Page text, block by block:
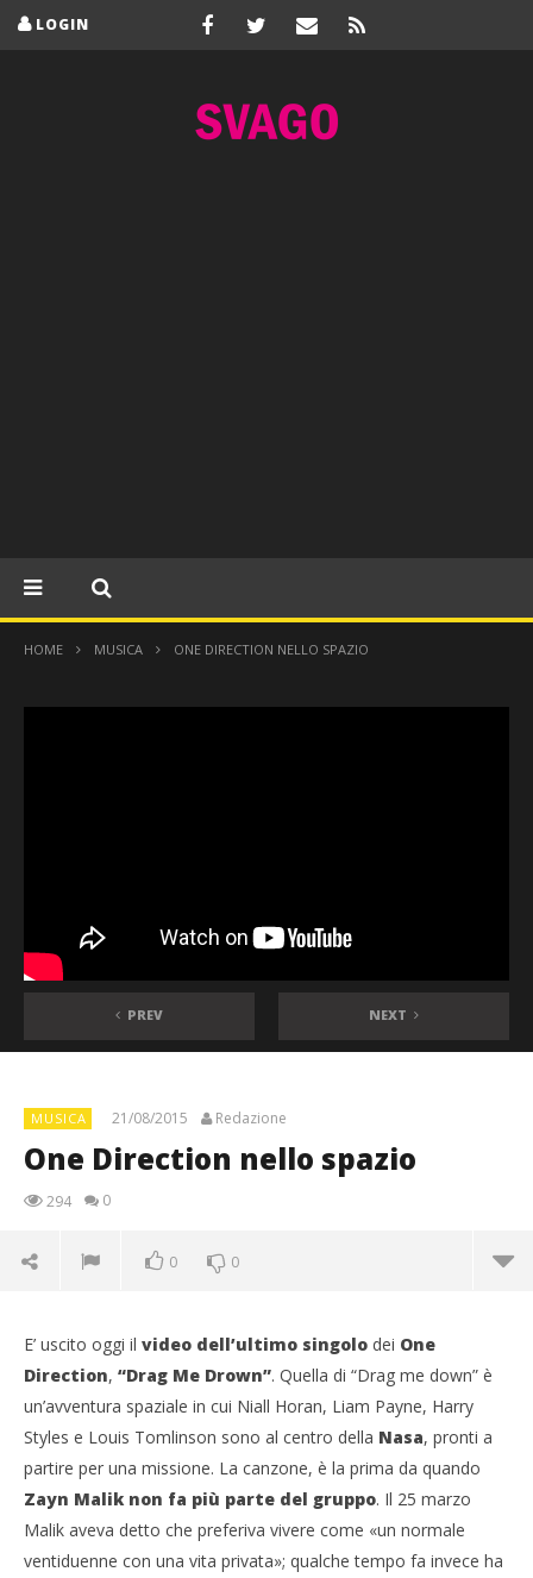
LOGIN
HOME MUSICA ONE DIRECTION NELLO SPAZIO
PREV NEXT
MUSICA 21/08/2015 Redazione
One Direction nello spazio
294 0
0 0
E’ uscito oggi il video dell’ultimo singolo dei One
Direction, “Drag Me Drown”. Quella di “Drag me down” è
un’avventura spaziale in cui Niall Horan, Liam Payne, Harry
Styles e Louis Tomlinson sono al centro della Nasa, pronti a
partire per una missione. La canzone, è la prima da quando
Zayn Malik non fa più parte del gruppo. Il 25 marzo
Malik aveva detto che preferiva vivere come «un normale
ventiduenne con una vita privata»; qualche tempo fa invece ha